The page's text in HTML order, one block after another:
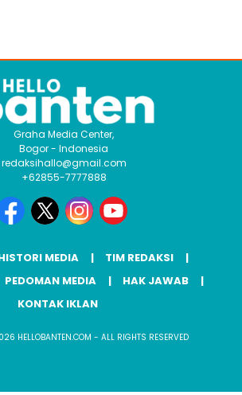
Graha Media Center,
Bogor - Indonesia
redaksihallo@gmail.com
+62855-7777888
MEDIA
TIM REDAKSI
PEDOMAN MEDIA
HAK JAWAB
KONTAK IKLAN
HELLOBANTEN.COM - ALL RIGHTS RESERVED